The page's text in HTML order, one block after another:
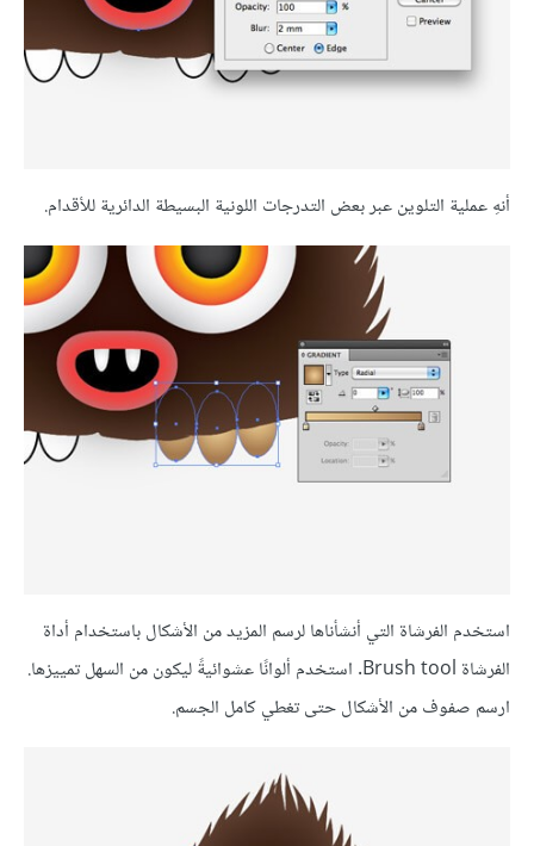
أنهِ عملية التلوين عبر بعض التدرجات اللونية البسيطة الدائرية للأقدام.
استخدم الفرشاة التي أنشأناها لرسم المزيد من الأشكال باستخدام أداة
الفرشاة Brush tool. استخدم ألوانًا عشوائيةً ليكون من السهل تمييزها.
ارسم صفوف من الأشكال حتى تغطي كامل الجسم.